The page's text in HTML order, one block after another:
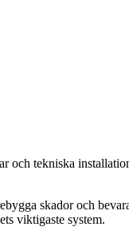
tekniska
skador och
viktigaste system.